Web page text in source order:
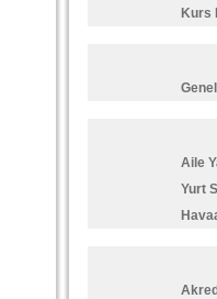
Kurs
Aile
Yurt